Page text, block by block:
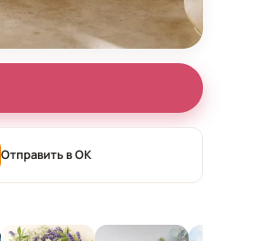
Отправить в OK